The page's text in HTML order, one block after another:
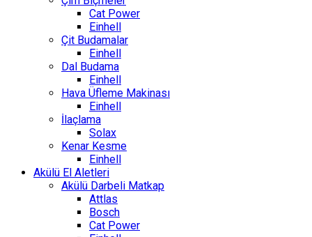
Cat Power
Einhell
Çit Budamalar
Einhell
Dal Budama
Einhell
Hava Üfleme Makinası
Einhell
İlaçlama
Solax
Kenar Kesme
Einhell
Akülü El Aletleri
Akülü Darbeli Matkap
Attlas
Bosch
Cat Power